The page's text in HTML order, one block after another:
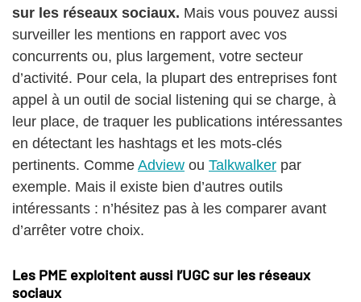
sur les réseaux sociaux. Mais vous pouvez aussi
surveiller les mentions en rapport avec vos
concurrents ou, plus largement, votre secteur
d’activité. Pour cela, la plupart des entreprises font
appel à un outil de social listening qui se charge, à
leur place, de traquer les publications intéressantes
en détectant les hashtags et les mots-clés
pertinents. Comme Adview ou Talkwalker par
exemple. Mais il existe bien d’autres outils
intéressants : n’hésitez pas à les comparer avant
d’arrêter votre choix.
Les PME exploitent aussi l’UGC sur les réseaux
sociaux